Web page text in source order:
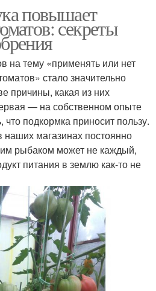
повышает
секреты
на тему «применять или нет
стало значительно
причины, какая из них
— на собственном опыте
подкормка приносит пользу.
магазинах постоянно
рыбаком может не каждый,
питания в землю как-то не